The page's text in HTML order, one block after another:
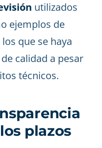
utilizados
ejemplos de
que se haya
calidad a pesar
técnicos.
plazos